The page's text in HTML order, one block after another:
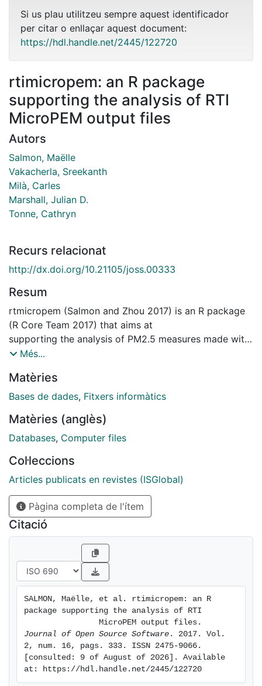
Si us plau utilitzeu sempre aquest identificador
per citar o enllaçar aquest document:
https://hdl.handle.net/2445/122720
rtimicropem: an R package
supporting the analysis of RTI
MicroPEM output files
Autors
Salmon, Maëlle
Vakacherla, Sreekanth
Milà, Carles
Marshall, Julian D.
Tonne, Cathryn
Recurs relacionat
http://dx.doi.org/10.21105/joss.00333
Resum
rtmicropem (Salmon and Zhou 2017) is an R package
(R Core Team 2017) that aims at
supporting the analysis of PM2.5 measures made with
RTI MicroPEM. RTI MicroPEM
developped by RTI international.
They output csv files containing both settings and
sessions. These files are not tabular data, that the
package transforms into
Més...
Matèries
Bases de dades, Fitxers informàtics
Matèries (anglès)
Databases, Computer files
Col·leccions
Articles publicats en revistes (ISGlobal)
Pàgina completa de l'ítem
Citació
SALMON, Maëlle, et al. rtimicropem: an R
package supporting the analysis of RTI
Journal of Open Source Software . 2017. Vol.
2, num. 16, pags. 333. ISSN 2475-9066.
[consulted: 9 of August of 2026]. Available
at: https://hdl.handle.net/2445/122720